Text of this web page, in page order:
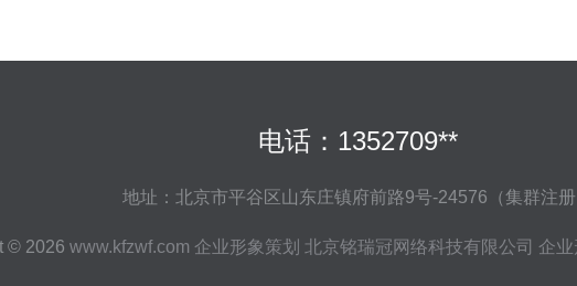
电话：1352709**
地址：北京市平谷区山东庄镇府前路9号-24576（集群注册
© 2026 www.kfzwf.com 企业形象策划 北京铭瑞冠网络科技有限公司 企业